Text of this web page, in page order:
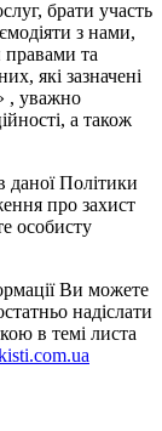
брати участь
з нами,
та
які зазначені
, уважно
а також
Політики
про захист
особисту
Ви можете
надіслати
в темі листа